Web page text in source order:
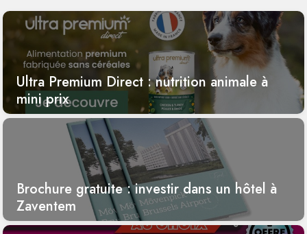
Ultra Premium Direct : nutrition animale à
mini prix
Brochure gratuite : investir dans un hôtel à
Zaventem